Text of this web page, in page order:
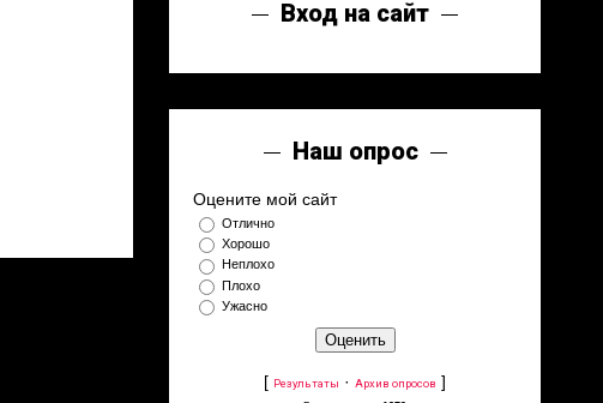
Вход на сайт
Наш опрос
Оцените мой сайт
Отлично
Хорошо
Неплохо
Плохо
Ужасно
[ Результаты · Архив опросов ]